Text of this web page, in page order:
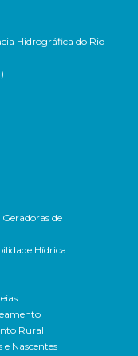
Hidrográfica do Rio
de
Hídrica
Rural
Nascentes